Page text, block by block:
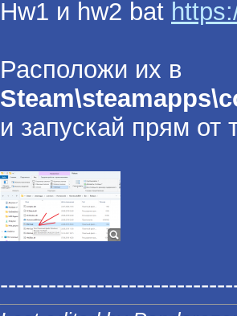
Hw1 и hw2 bat
Расположи их в
и запускай прям от